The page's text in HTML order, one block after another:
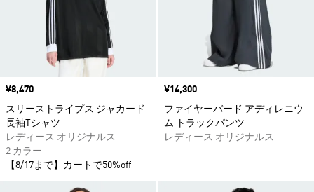
価格
¥8,470
スリーストライプス ジャカード
長袖Tシャツ
レディース オリジナルス
2 カラー
【8/17まで】カートで50%off
価格
¥14,300
ファイヤーバード アディレニウ
ム トラックパンツ
レディース オリジナルス